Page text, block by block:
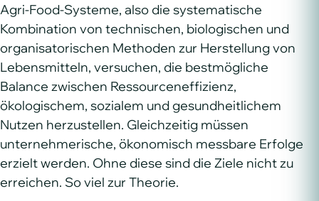
Agri-Food-Systeme, also die systematische
Kombination von technischen, biologischen und
organisatorischen Methoden zur Herstellung von
Lebensmitteln, versuchen, die bestmögliche
Balance zwischen Ressourceneffizienz,
ökologischem, sozialem und gesundheitlichem
Nutzen herzustellen. Gleichzeitig müssen
unternehmerische, ökonomisch messbare Erfolge
erzielt werden. Ohne diese sind die Ziele nicht zu
erreichen. So viel zur Theorie.